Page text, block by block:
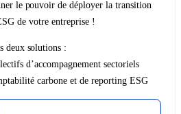
le pouvoir de déployer la transition
de votre entreprise !
deux solutions :
d’accompagnement sectoriels
carbone et de reporting ESG